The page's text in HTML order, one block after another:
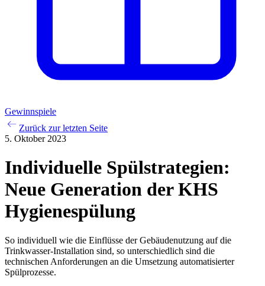
Gewinnspiele
Zurück zur letzten Seite
5. Oktober 2023
Individuelle Spülstrategien:
Neue Generation der KHS
Hygienespülung
So individuell wie die Einflüsse der Gebäudenutzung auf die
Trinkwasser-Installation sind, so unterschiedlich sind die
technischen Anforderungen an die Umsetzung automatisierter
Spülprozesse.